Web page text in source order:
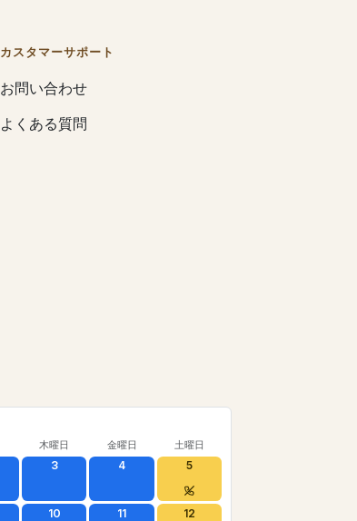
カスタマーサポート
お問い合わせ
よくある質問
木曜日 金曜日 土曜日
3 4 5
10 11 12